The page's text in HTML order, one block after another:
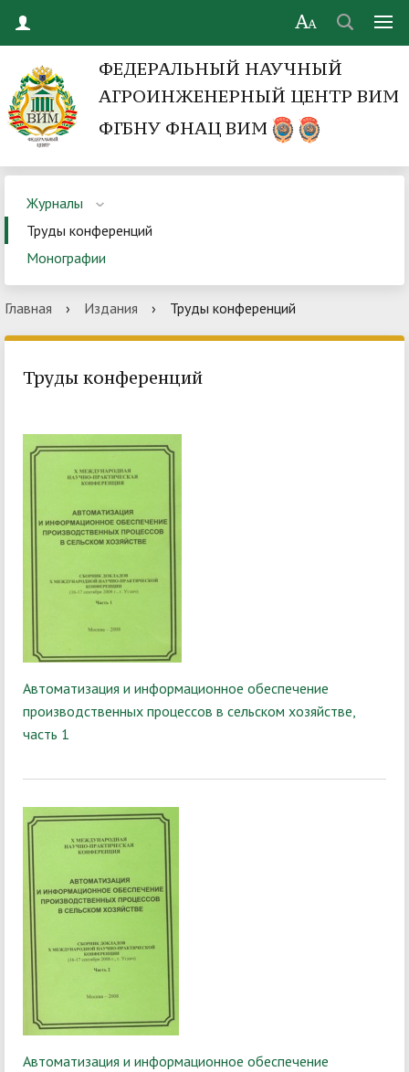
ФЕДЕРАЛЬНЫЙ НАУЧНЫЙ
АГРОИНЖЕНЕРНЫЙ ЦЕНТР ВИМ
ФГБНУ ФНАЦ ВИМ
Журналы
Труды конференций
Монографии
Главная › Издания › Труды конференций
Труды конференций
Автоматизация и информационное обеспечение
производственных процессов в сельском хозяйстве,
часть 1
Автоматизация и информационное обеспечение